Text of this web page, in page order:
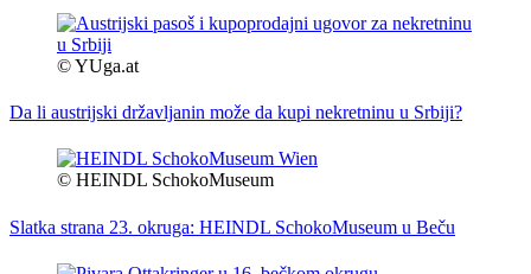
© YUga.at
Da li austrijski državljanin može da kupi nekretninu u Srbiji?
© HEINDL SchokoMuseum
Slatka strana 23. okruga: HEINDL SchokoMuseum u Beču